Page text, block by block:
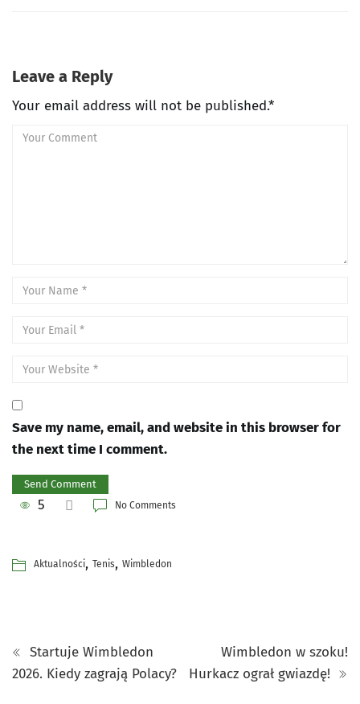
Leave a Reply
Your email address will not be published.*
Save my name, email, and website in this browser for
the next time I comment.
5 No Comments
Aktualności, Tenis, Wimbledon
Startuje Wimbledon
2026. Kiedy zagrają Polacy?
Wimbledon w szoku!
Hurkacz ograł gwiazdę!